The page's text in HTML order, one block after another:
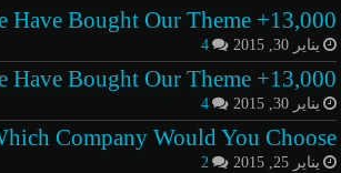
13,000+ People Have Bought Our Theme
يناير 30, 2015 4
13,000+ People Have Bought Our Theme
يناير 30, 2015 4
Company Would You Choose?
يناير 25, 2015 2